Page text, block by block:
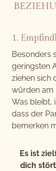
1.
Besonders
geringsten
ziehen sich
würden am
Was bleibt,
dass der
bemerken
Es ist
dich